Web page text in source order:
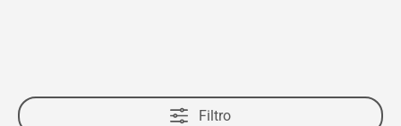
Filtro